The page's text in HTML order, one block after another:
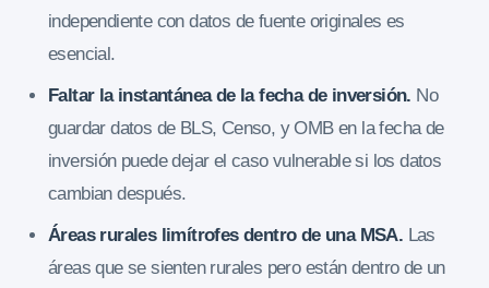
independiente con datos de fuente originales es
esencial.
Faltar la instantánea de la fecha de inversión. No
guardar datos de BLS, Censo, y OMB en la fecha de
inversión puede dejar el caso vulnerable si los datos
cambian después.
Áreas rurales limítrofes dentro de una MSA. Las
áreas que se sienten rurales pero están dentro de un